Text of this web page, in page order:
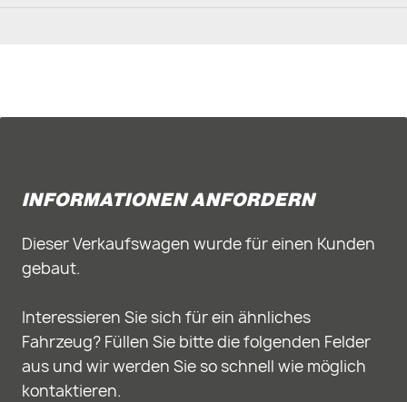
INFORMATIONEN ANFORDERN
Dieser Verkaufswagen wurde für einen Kunden
gebaut.
Interessieren Sie sich für ein ähnliches
Fahrzeug? Füllen Sie bitte die folgenden Felder
aus und wir werden Sie so schnell wie möglich
kontaktieren.